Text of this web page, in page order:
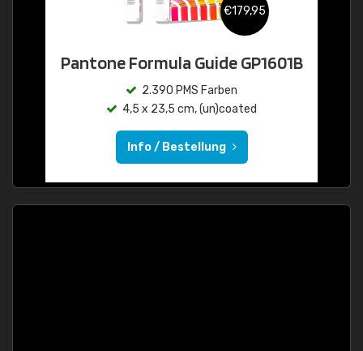
€179,95
Pantone Formula Guide GP1601B
2.390 PMS Farben
4,5 x 23,5 cm, (un)coated
Info / Bestellung